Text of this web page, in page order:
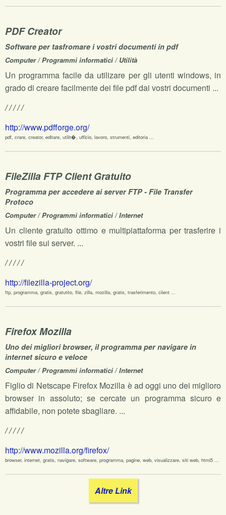
PDF Creator
Software per tasfromare i vostri documenti in pdf
Computer / Programmi informatici / Utilità
Un programma facile da utilizare per gli utenti windows, in
grado di creare facilmente dei file pdf dai vostri documenti ...
/ / / / /
http://www.pdfforge.org/
pdf, crare, creator, editare, utilit�, ufficio, lavoro, strumenti, editoria ...
FileZilla FTP Client Gratuito
Programma per accedere ai server FTP - File Transfer
Protoco
Computer / Programmi informatici / Internet
Un cliente gratuito ottimo e multipiattaforma per trasferire i
vostri file sui server. ...
/ / / / /
http://filezilla-project.org/
ftp, programma, gratis, gratutito, file, zilla, mozilla, gratis, trasferimento, client ...
Firefox Mozilla
Uno dei migliori browser, il programma per navigare in
internet sicuro e veloce
Computer / Programmi informatici / Internet
Figlio di Netscape Firefox Mozilla è ad oggi uno dei miglioro
browser in assoluto; se cercate un programma sicuro e
affidabile, non potete sbagliare. ...
/ / / / /
http://www.mozilla.org/firefox/
browser, internet, gratis, navigare, software, programma, pagine, web, visualizzare, siti web, html5 ...
Altre Link